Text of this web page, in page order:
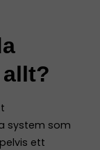
system som
ett